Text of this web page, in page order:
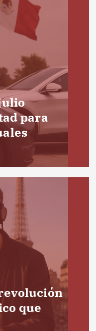
para
que